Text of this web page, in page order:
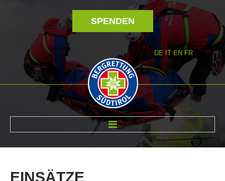
SPENDEN
DE IT EN FR
EINSÄTZE